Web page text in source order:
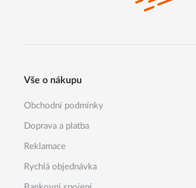
Vše o nákupu
Obchodní podmínky
Doprava a platba
Reklamace
Rychlá objednávka